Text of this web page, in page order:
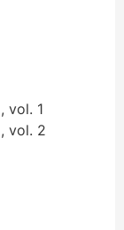
vol. 1
vol. 2